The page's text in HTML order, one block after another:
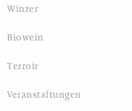
Winzer
Biowein
Terroir
Veranstaltungen